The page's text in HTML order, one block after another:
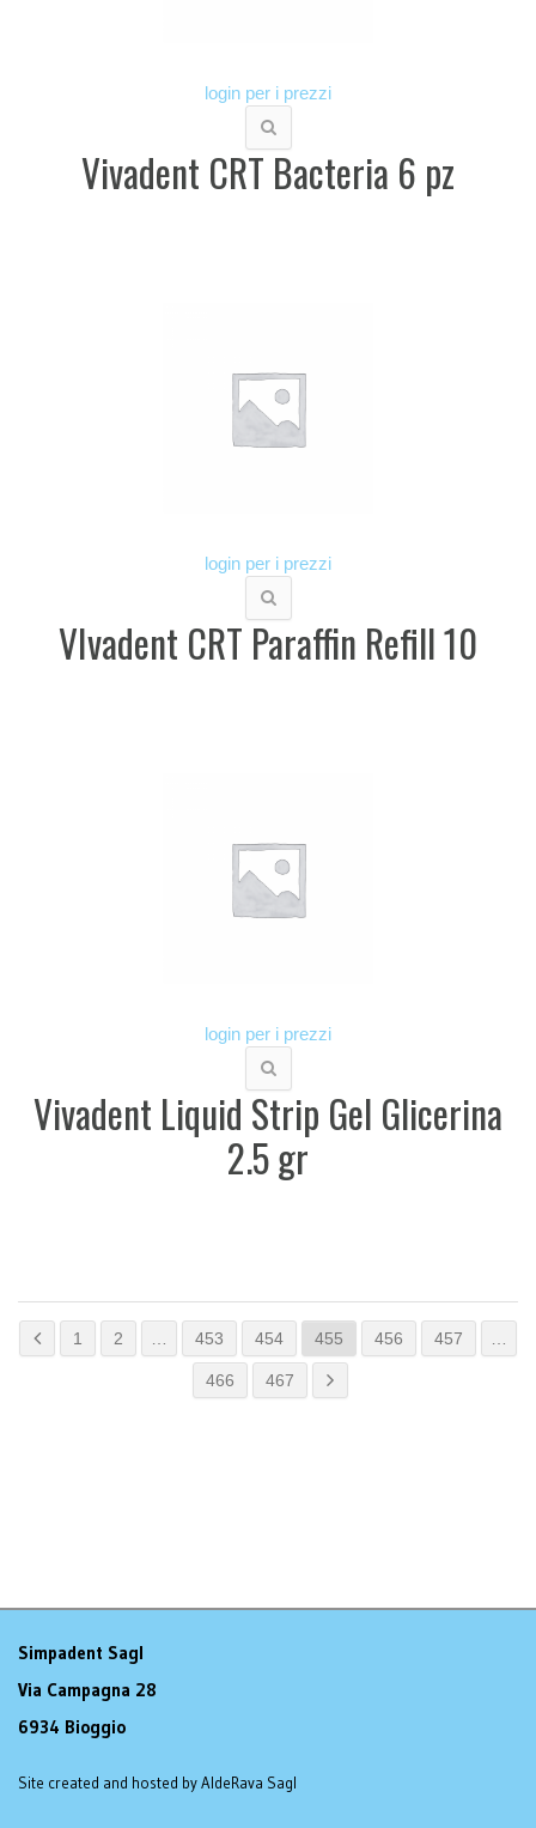
login per i prezzi
Vivadent CRT Bacteria 6 pz
login per i prezzi
VIvadent CRT Paraffin Refill 10
login per i prezzi
Vivadent Liquid Strip Gel Glicerina
2.5 gr
1 2 453 454 455 456 457
466 467
Simpadent Sagl
Via Campagna 28
6934 Bioggio
Site created and hosted by AldeRava Sagl